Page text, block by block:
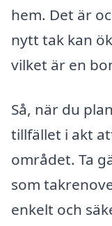
hem. Det är
nytt tak kan
vilket är en
Så, när du
tillfället i akt
området. Ta
som
enkelt och